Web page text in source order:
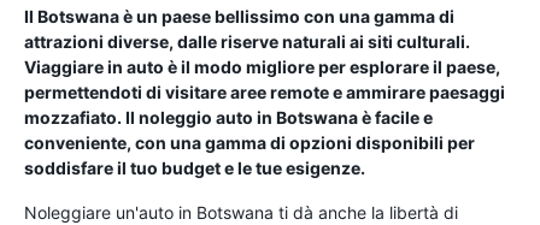
Il Botswana è un paese bellissimo con una gamma di
attrazioni diverse, dalle riserve naturali ai siti culturali.
Viaggiare in auto è il modo migliore per esplorare il paese,
permettendoti di visitare aree remote e ammirare paesaggi
mozzafiato. Il noleggio auto in Botswana è facile e
conveniente, con una gamma di opzioni disponibili per
soddisfare il tuo budget e le tue esigenze.
Noleggiare un'auto in Botswana ti dà anche la libertà di